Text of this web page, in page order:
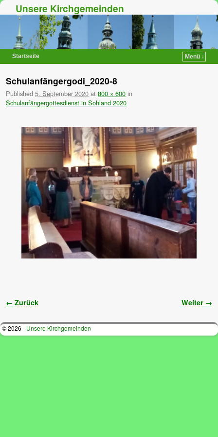
Unsere Kirchgemeinden
Startseite
Menü ↓
Schulanfängergodi_2020-8
Published 5. September 2020 at 800 × 600 in
Schulanfängergottesdienst in Sohland 2020
Bilder-Navigation
← Zurück Weiter →
© 2026 - Unsere Kirchgemeinden